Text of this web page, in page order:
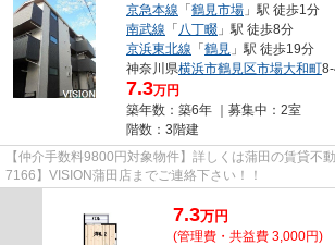
京急本線 「鶴見市場 」駅 徒歩1分
南武線 「八丁畷 」駅 徒歩8分
京浜東北線 「鶴見 」駅 徒歩19分
神奈川県横浜市鶴見区市場大和町
7.3万円
築年数：築6年 ｜募集中： 2室
階数：3階建
【仲介手数料9800円対象物件】詳しくは蒲田の賃貸不
7166】VISION蒲田店までご連絡下さい！
スメポイント） 駅徒歩5分以内 キャ...
7.3万円
(管理費・共益費 3,000円)